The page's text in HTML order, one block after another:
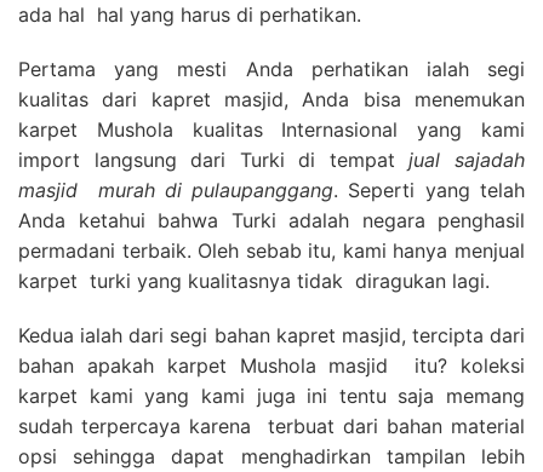
ada hal hal yang harus di perhatikan.
Pertama yang mesti Anda perhatikan ialah segi
kualitas dari kapret masjid, Anda bisa menemukan
karpet Mushola kualitas Internasional yang kami
import langsung dari Turki di tempatjual sajadah
masjid
murah di pulaupanggang. Seperti yang telah
Anda ketahui bahwa Turki adalah negara penghasil
permadani terbaik. Oleh sebab itu, kami hanya menjual
karpet turki yang kualitasnya tidak diragukan lagi.
Kedua ialah dari segi bahan kapret masjid, tercipta dari
bahan apakah karpet Mushola masjid itu? koleksi
karpet kami yang kami juga ini tentu saja memang
sudah terpercaya karena terbuat dari bahan material
opsi sehingga dapat menghadirkan tampilan lebih